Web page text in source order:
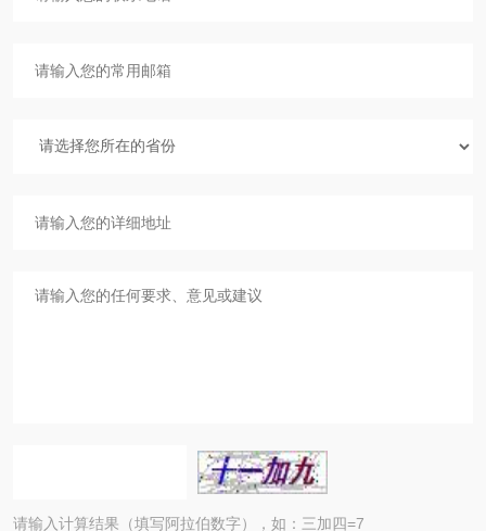
请输入计算结果（填写阿拉伯数字），如：三加四=7